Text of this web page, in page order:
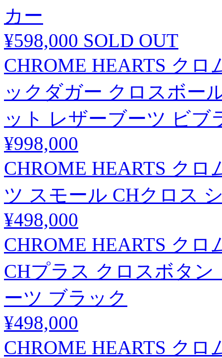
カー
¥598,000 SOLD OUT
CHROME HEARTS クロ
ックダガー クロスボー
ット レザーブーツ ビブ
¥998,000
CHROME HEARTS ク
ツ スモール CHクロス
¥498,000
CHROME HEARTS ク
CHプラス クロスボタ
ーツ ブラック
¥498,000
CHROME HEARTS ク